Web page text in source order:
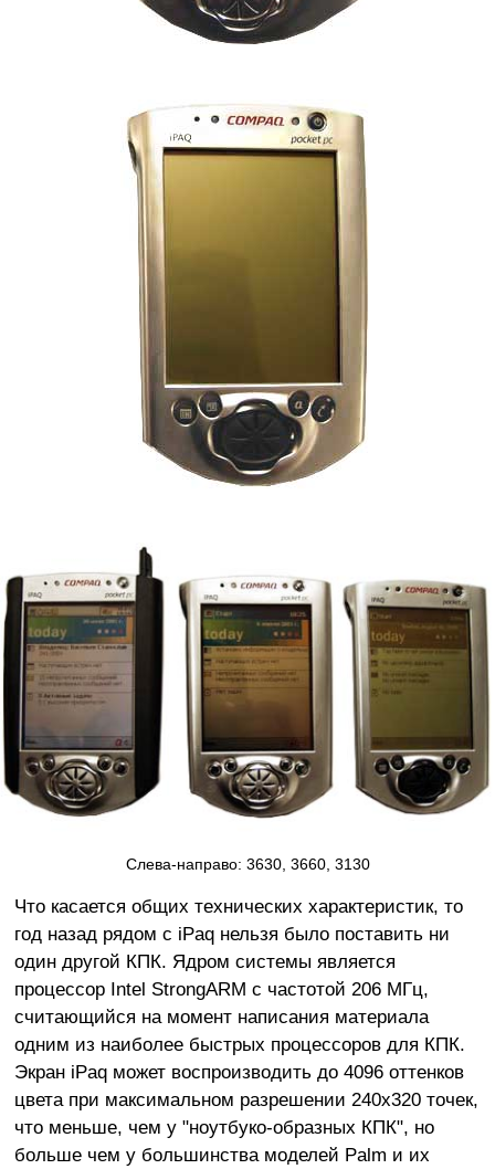
Слева-направо: 3630, 3660, 3130
Что касается общих технических характеристик, то
год назад рядом с iPaq нельзя было поставить ни
один другой КПК. Ядром системы является
процессор Intel StrongARM с частотой 206 МГц,
считающийся на момент написания материала
одним из наиболее быстрых процессоров для КПК.
Экран iPaq может воспроизводить до 4096 оттенков
цвета при максимальном разрешении 240x320 точек,
что меньше, чем у "ноутбуко-образных КПК", но
больше чем у большинства моделей Palm и их